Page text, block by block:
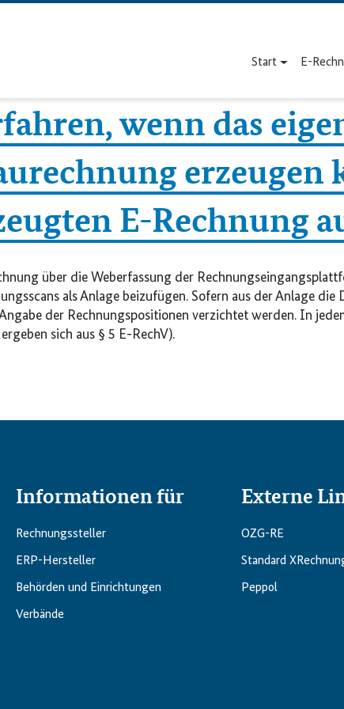
Start E-
wenn das
erzeugen
E-Rechnung
über die Weberfassung der
als Anlage beizufügen. Sofern aus der Anlage
der Rechnungspositionen verzichtet werden. In
sich aus § 5 E-RechV).
Informationen für
Rechnungs­steller
ERP-Hersteller
Behörden und Einrichtungen
Verbände
Externe
OZG-RE
Standard
Peppol